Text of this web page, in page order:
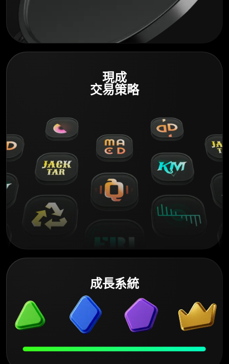
現成
交易策略
成長系統